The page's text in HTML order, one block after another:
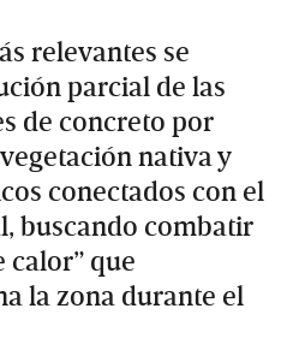
relevantes se
parcial de las
de concreto por
nativa y
conectados con el
buscando combatir
calor” que
la zona durante el